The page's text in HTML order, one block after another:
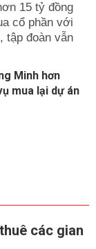
15 tỷ đồng
cổ phần với
tập đoàn vẫn
Minh hơn
mua lại dự án
các gian